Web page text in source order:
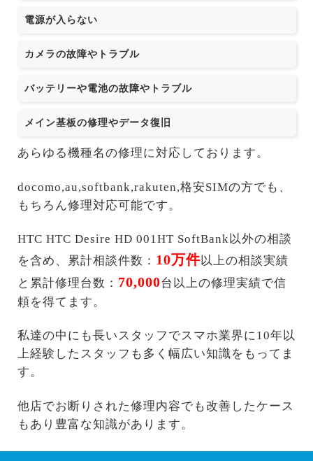
電源が入らない
カメラの故障やトラブル
バッテリーや電池の故障やトラブル
メイン基板の修理やデータ復旧
あらゆる機種名の修理に対応しております。
docomo,au,softbank,rakuten,格安SIMの方でも、
もちろん修理対応可能です。
HTC HTC Desire HD 001HT SoftBank以外の相談
を含め、累計相談件数： 10万件以上の相談実績
と累計修理台数： 70,000台以上の修理実績で信
頼を得てます。
私達の中にも長いスタッフでスマホ業界に10年以
上経験したスタッフも多く幅広い知識をもってま
す。
他店でお断りされた修理内容でも改善したケース
もあり豊富な知識があります。